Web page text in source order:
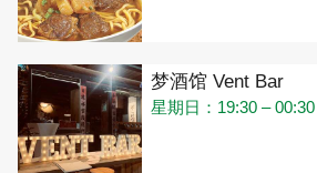
梦酒馆 Vent Bar
星期日：19:30 – 00:30